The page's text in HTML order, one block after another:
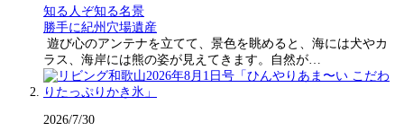
知る人ぞ知る名景
勝手に紀州穴場遺産
遊び心のアンテナを立てて、景色を眺めると、海には犬やカ
ラス、海岸には熊の姿が見えてきます。自然が…
2026/7/30